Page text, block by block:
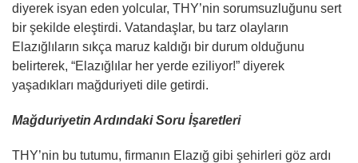
diyerek isyan eden yolcular, THY’nin sorumsuzluğunu sert
bir şekilde eleştirdi. Vatandaşlar, bu tarz olayların
Elazığlıların sıkça maruz kaldığı bir durum olduğunu
belirterek, “Elazığlılar her yerde eziliyor!” diyerek
yaşadıkları mağduriyeti dile getirdi.
Mağduriyetin Ardındaki Soru İşaretleri
THY’nin bu tutumu, firmanın Elazığ gibi şehirleri göz ardı